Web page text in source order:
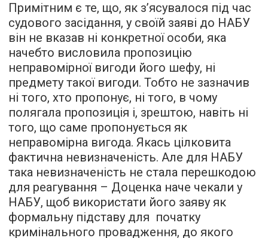
Примітним є те, що, як з’ясувалося під час
судового засідання, у своїй заяві до НАБУ
він не вказав ні конкретної особи, яка
начебто висловила пропозицію
неправомірної вигоди його шефу, ні
предмету такої вигоди. Тобто не зазначив
ні того, хто пропонує, ні того, в чому
полягала пропозиція і, зрештою, навіть ні
того, що саме пропонується як
неправомірна вигода. Якась цілковита
фактична невизначеність. Але для НАБУ
така невизначеність не стала перешкодою
для реагування – Доценка наче чекали у
НАБУ, щоб використати його заяву як
формальну підставу для початку
кримінального провадження, до якого